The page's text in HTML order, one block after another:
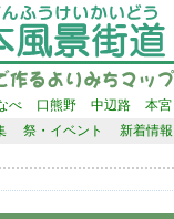
べ 口熊野 中辺路 本宮
祭・イベント 新着情報